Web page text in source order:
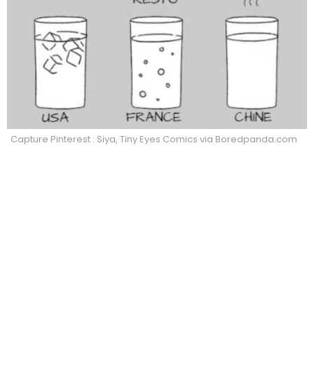
Capture Pinterest : Siya, Tiny Eyes Comics via Boredpanda.com